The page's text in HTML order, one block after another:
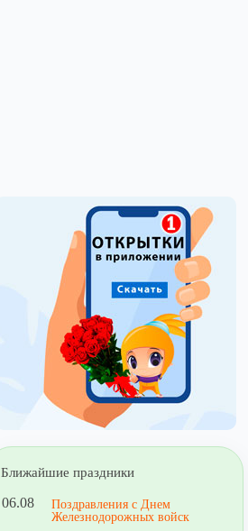
Ближайшие праздники
06.08
Поздравления с Днем
Железнодорожных войск